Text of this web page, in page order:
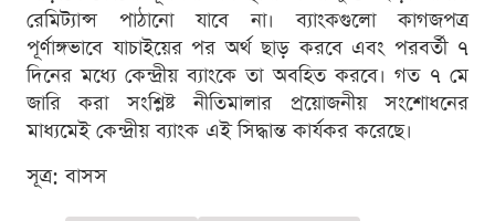
রেমিট্যান্স পাঠানো যাবে না। ব্যাংকগুলো কাগজপত্র
পূর্ণাঙ্গভাবে যাচাইয়ের পর অর্থ ছাড় করবে এবং পরবর্তী ৭
দিনের মধ্যে কেন্দ্রীয় ব্যাংকে তা অবহিত করবে। গত ৭ মে
জারি করা সংশ্লিষ্ট নীতিমালার প্রয়োজনীয় সংশোধনের
মাধ্যমেই কেন্দ্রীয় ব্যাংক এই সিদ্ধান্ত কার্যকর করেছে।
সূত্র: বাসস